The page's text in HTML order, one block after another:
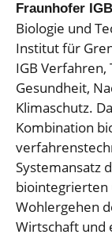
Fraunhofer
Biologie und
Institut für
IGB
Gesundheit,
Klimaschutz.
Kombination
Systemansatz
biointegrierten
Wohlergehen
Wirtschaft und